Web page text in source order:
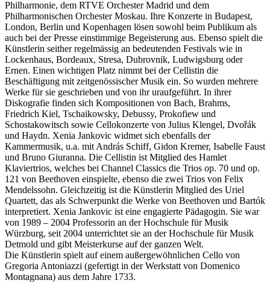
Philharmonie, dem RTVE Orchester Madrid und dem
Philharmonischen Orchester Moskau. Ihre Konzerte in Budapest,
London, Berlin und Kopenhagen lösen sowohl beim Publikum als
auch bei der Presse einstimmige Begeisterung aus. Ebenso spielt die
Künstlerin seither regelmässig an bedeutenden Festivals wie in
Lockenhaus, Bordeaux, Stresa, Dubrovnik, Ludwigsburg oder
Ernen. Einen wichtigen Platz nimmt bei der Cellistin die
Beschäftigung mit zeitgenössischer Musik ein. So wurden mehrere
Werke für sie geschrieben und von ihr uraufgeführt. In ihrer
Diskografie finden sich Kompositionen von Bach, Brahms,
Friedrich Kiel, Tschaikowsky, Debussy, Prokofiew und
Schostakowitsch sowie Cellokonzerte von Julius Klengel, Dvořák
und Haydn. Xenia Jankovic widmet sich ebenfalls der
Kammermusik, u.a. mit András Schiff, Gidon Kremer, Isabelle Faust
und Bruno Giuranna. Die Cellistin ist Mitglied des Hamlet
Klaviertrios, welches bei Channel Classics die Trios op. 70 und op.
121 von Beethoven einspielte, ebenso die zwei Trios von Felix
Mendelssohn. Gleichzeitig ist die Künstlerin Mitglied des Uriel
Quartett, das als Schwerpunkt die Werke von Beethoven und Bartók
interpretiert. Xenia Jankovic ist eine engagierte Pädagogin. Sie war
von 1989 – 2004 Professorin an der Hochschule für Musik
Würzburg, seit 2004 unterrichtet sie an der Hochschule für Musik
Detmold und gibt Meisterkurse auf der ganzen Welt.
Die Künstlerin spielt auf einem außergewöhnlichen Cello von
Gregoria Antoniazzi (gefertigt in der Werkstatt von Domenico
Montagnana) aus dem Jahre 1733.